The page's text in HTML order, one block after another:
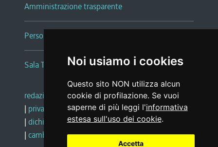
Noi usiamo i cookies
Questo sito NON utilizza alcun
cookie di profilazione. Se vuoi
saperne di più leggi l'informativa
estesa sull'uso dei cookie.
Accetta
Amministrazione trasparente
Persone e Uffici
Sala Tiziano Tessitori
redazione web |note legali |glossario
| privacy
social media policy
| dichiarazione di accessibilità |feedback
| cambio preferenze cookie